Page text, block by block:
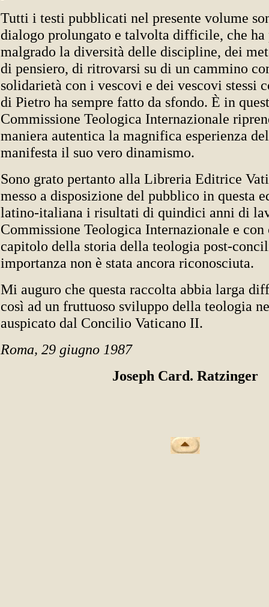
Tutti i testi pubblicati nel presente volume
dialogo prolungato e talvolta difficile, che ha
malgrado la diversità delle discipline, dei
di pensiero, di ritrovarsi su di un cammino
solidarietà con i vescovi e dei vescovi stessi
di Pietro ha sempre fatto da sfondo. È in
Commissione Teologica Internazionale
maniera autentica la magnifica esperienza
manifesta il suo vero dinamismo.
Sono grato pertanto alla Libreria Editrice
messo a disposizione del pubblico in questa
latino-italiana i risultati di quindici anni di
Commissione Teologica Internazionale e con
capitolo della storia della teologia post-
importanza non è stata ancora riconosciuta.
Mi auguro che questa raccolta abbia larga
così ad un fruttuoso sviluppo della teologia
auspicato dal Concilio Vaticano II.
Roma, 29 giugno 1987
Joseph Card. Ratzinger